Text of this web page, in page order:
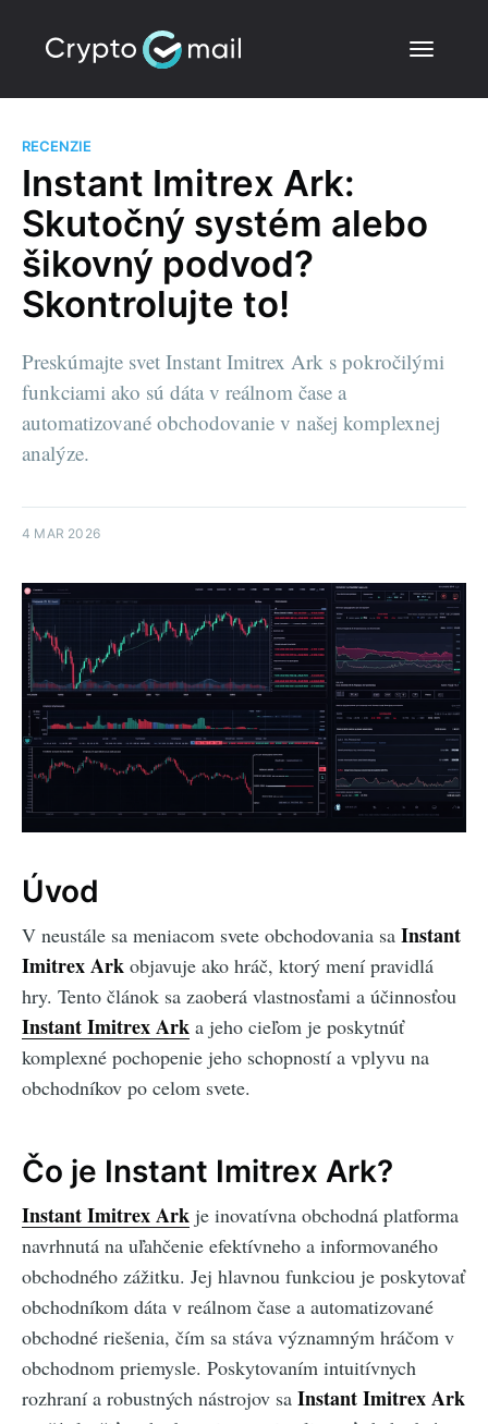
RECENZIE
Instant Imitrex Ark:
Skutočný systém alebo
šikovný podvod?
Skontrolujte to!
Preskúmajte svet Instant Imitrex Ark s pokročilými
funkciami ako sú dáta v reálnom čase a
automatizované obchodovanie v našej komplexnej
analýze.
4 MAR 2026
Úvod
V neustále sa meniacom svete obchodovania sa Instant
Imitrex Ark objavuje ako hráč, ktorý mení pravidlá
hry. Tento článok sa zaoberá vlastnosťami a účinnosťou
Instant Imitrex Ark a jeho cieľom je poskytnúť
komplexné pochopenie jeho schopností a vplyvu na
obchodníkov po celom svete.
Čo je Instant Imitrex Ark?
Instant Imitrex Ark je inovatívna obchodná platforma
navrhnutá na uľahčenie efektívneho a informovaného
obchodného zážitku. Jej hlavnou funkciou je poskytovať
obchodníkom dáta v reálnom čase a automatizované
obchodné riešenia, čím sa stáva významným hráčom v
obchodnom priemysle. Poskytovaním intuitívnych
rozhraní a robustných nástrojov sa Instant Imitrex Ark